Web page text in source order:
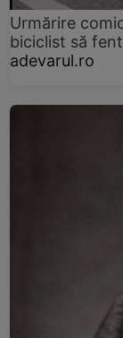
Urmărire
biciclist să
adevarul.ro